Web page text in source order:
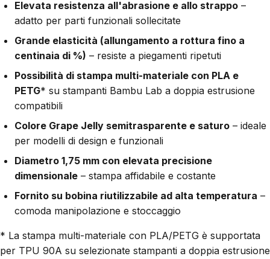
Elevata resistenza all'abrasione e allo strappo –
adatto per parti funzionali sollecitate
Grande elasticità (allungamento a rottura fino a
centinaia di %) – resiste a piegamenti ripetuti
Possibilità di stampa multi-materiale con PLA e
PETG* su stampanti Bambu Lab a doppia estrusione
compatibili
Colore Grape Jelly semitrasparente e saturo – ideale
per modelli di design e funzionali
Diametro 1,75 mm con elevata precisione
dimensionale – stampa affidabile e costante
Fornito su bobina riutilizzabile ad alta temperatura –
comoda manipolazione e stoccaggio
* La stampa multi-materiale con PLA/PETG è supportata
per TPU 90A su selezionate stampanti a doppia estrusione